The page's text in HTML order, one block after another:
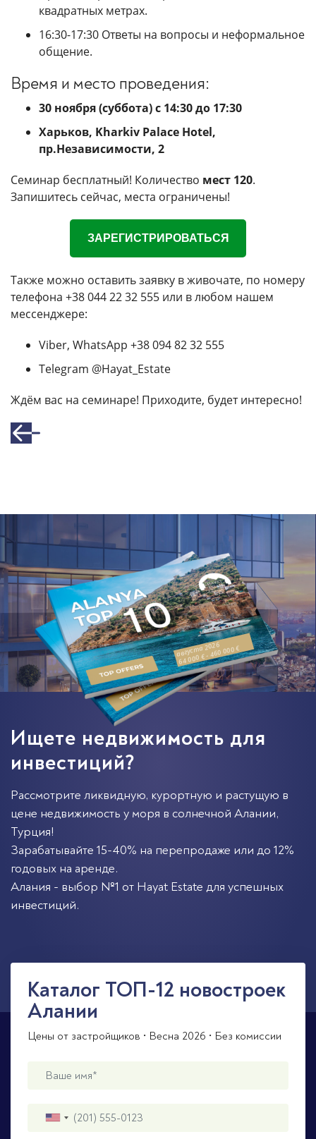
квадратных метрах.
16:30-17:30 Ответы на вопросы и неформальное
общение.
Время и место проведения:
30 ноября (суббота) c 14:30 до 17:30
Харьков, Kharkiv Palace Hotel,
пр.Независимости, 2
Семинар бесплатный! Количество мест 120.
Запишитесь сейчас, места ограничены!
ЗАРЕГИСТРИРОВАТЬСЯ
Также можно оставить заявку в живочате, по номеру
телефона +38 044 22 32 555 или в любом нашем
мессенджере:
Viber, WhatsApp +38 094 82 32 555
Telegram @Hayat_Estate
Ждём вас на семинаре! Приходите, будет интересно!
августа 2026
64 000 € - 460 000 €
Ищете недвижимость для
инвестиций?
Рассмотрите ликвидную, курортную и растущую в
цене недвижимость у моря в солнечной Алании,
Турция!
Зарабатывайте 15-40% на перепродаже или до 12%
годовых на аренде.
Алания - выбор №1 от Hayat Estate для успешных
инвестиций.
Каталог ТОП-12 новостроек
Алании
Цены от застройщиков • Весна 2026 • Без комиссии